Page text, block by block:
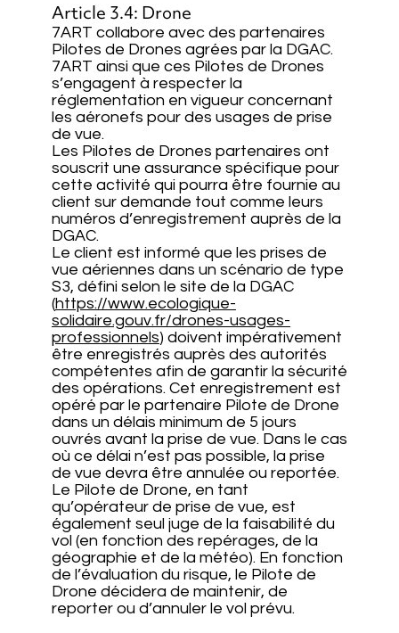
Article 3.4: Drone
7ART collabore avec des partenaires
Pilotes de Drones agrées par la DGAC.
7ART ainsi que ces Pilotes de Drones
s’engagent à respecter la
réglementation en vigueur concernant
les aéronefs pour des usages de prise
de vue.
Les Pilotes de Drones partenaires ont
souscrit une assurance spécifique pour
cette activité qui pourra être fournie au
client sur demande tout comme leurs
numéros d’enregistrement auprès de la
DGAC.
Le client est informé que les prises de
vue aériennes dans un scénario de type
S3, défini selon le site de la DGAC
(https://www.ecologique-
solidaire.gouv.fr/drones-usages-
professionnels) doivent impérativement
être enregistrés auprès des autorités
compétentes afin de garantir la sécurité
des opérations. Cet enregistrement est
opéré par le partenaire Pilote de Drone
dans un délais minimum de 5 jours
ouvrés avant la prise de vue. Dans le cas
où ce délai n’est pas possible, la prise
de vue devra être annulée ou reportée.
Le Pilote de Drone, en tant
qu’opérateur de prise de vue, est
également seul juge de la faisabilité du
vol (en fonction des repérages, de la
géographie et de la météo). En fonction
de l’évaluation du risque, le Pilote de
Drone décidera de maintenir, de
reporter ou d’annuler le vol prévu.